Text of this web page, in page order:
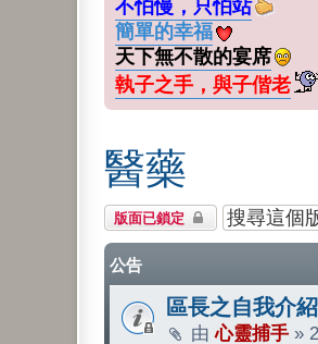
不怕慢，只怕站
簡單的幸福
天下無不散的宴席
執子之手，與子偕老
醫藥
版面已鎖定
公告
區長之自我介紹
由心靈捕手 »